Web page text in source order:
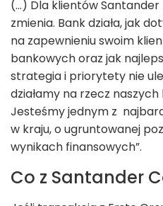
(…) Dla klientów Santander
zmienia. Bank działa, jak
na zapewnieniu swoim
bankowych oraz jak
strategia i priorytety nie
działamy na rzecz
Jesteśmy jednym z
w kraju, o ugruntowanej
wynikach finansowych”.
Co z Santander